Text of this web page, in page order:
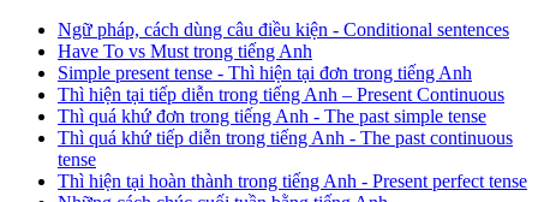
Ngữ pháp, cách dùng câu điều kiện - Conditional sentences
Have To vs Must trong tiếng Anh
Simple present tense - Thì hiện tại đơn trong tiếng Anh
Thì hiện tại tiếp diễn trong tiếng Anh – Present Continuous
Thì quá khứ đơn trong tiếng Anh - The past simple tense
Thì quá khứ tiếp diễn trong tiếng Anh - The past continuous
tense
Thì hiện tại hoàn thành trong tiếng Anh - Present perfect tense